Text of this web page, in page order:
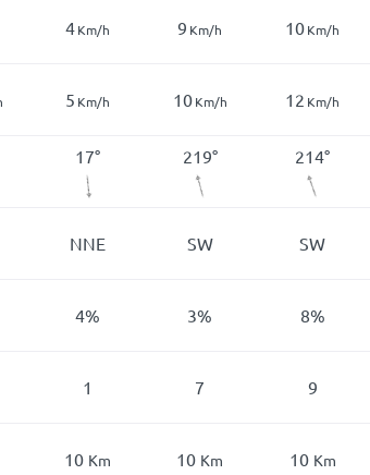
4Km/h 9 Km/h 10Km/h
5 Km/h 10 Km/h 12 Km/h
17° 219° 214°
NNE SW SW
4% 3% 8%
1 7 9
10 Km 10 Km 10 Km